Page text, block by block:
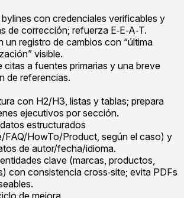
con credenciales verificables y
de corrección; refuerza E‑E‑A‑T.
un registro de cambios con “última
visible.
citas a fuentes primarias y una breve
de referencias.
con H2/H3, listas y tablas; prepara
ejecutivos por sección.
estructurados
FAQ/HowTo/Product, según el caso) y
de autor/fecha/idioma.
clave (marcas, productos,
con consistencia cross‑site; evita PDFs